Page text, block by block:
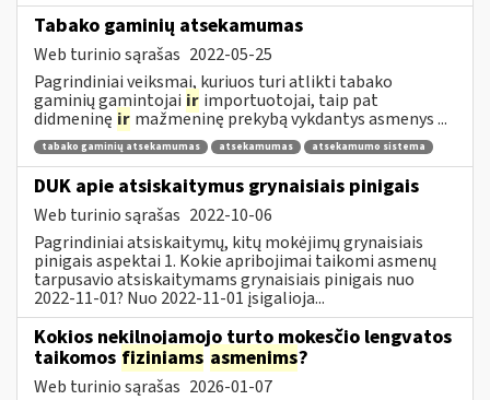
Tabako gaminių atsekamumas
Web turinio sąrašas 2022-05-25
Pagrindiniai veiksmai, kuriuos turi atlikti tabako
gaminių gamintojai ir importuotojai, taip pat
didmeninę ir mažmeninę prekybą vykdantys asmenys ...
tabako gaminių atsekamumas atsekamumas atsekamumo sistema
DUK apie atsiskaitymus grynaisiais pinigais
Web turinio sąrašas 2022-10-06
Pagrindiniai atsiskaitymų, kitų mokėjimų grynaisiais
pinigais aspektai 1. Kokie apribojimai taikomi asmenų
tarpusavio atsiskaitymams grynaisiais pinigais nuo
2022-11-01? Nuo 2022-11-01 įsigalioja...
Kokios nekilnojamojo turto mokesčio lengvatos
taikomos fiziniams asmenims?
Web turinio sąrašas 2026-01-07